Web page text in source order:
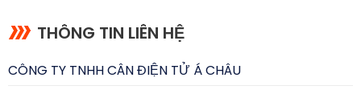
THÔNG TIN LIÊN HỆ
CÔNG TY TNHH CÂN ĐIỆN TỬ Á CHÂU